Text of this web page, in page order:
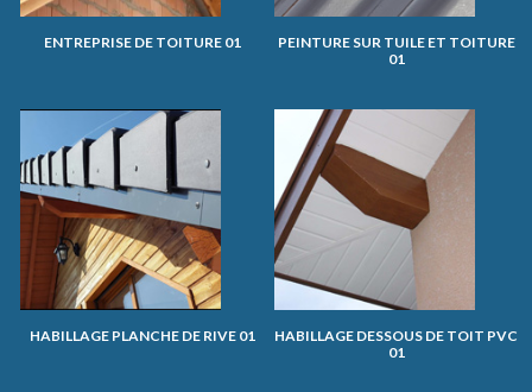
ENTREPRISE DE TOITURE 01
PEINTURE SUR TUILE ET TOITURE
01
HABILLAGE PLANCHE DE RIVE 01
HABILLAGE DESSOUS DE TOIT PVC
01